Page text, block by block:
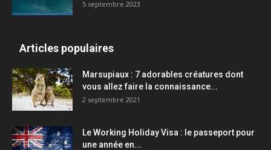
5 septembre 2023
Articles populaires
Marsupiaux : 7 adorables créatures dont
vous allez faire la connaissance...
2 septembre 2021
Le Working Holiday Visa : le passeport pour
une année en...